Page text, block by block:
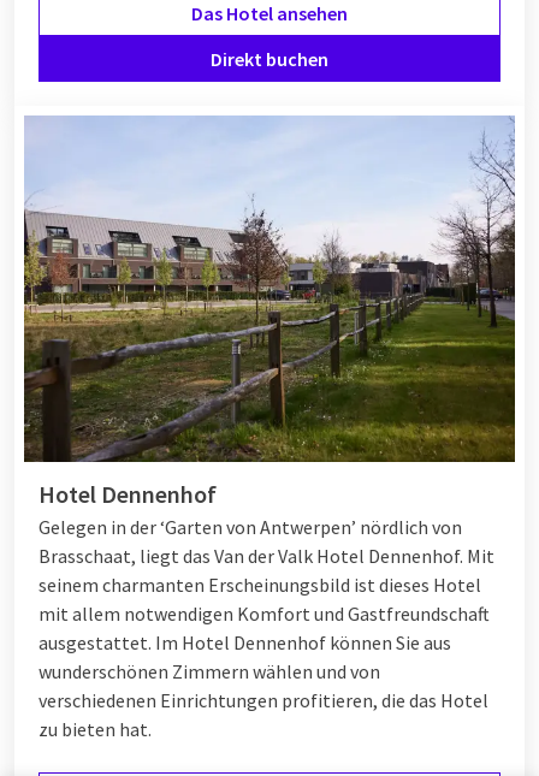
Das Hotel ansehen
Direkt buchen
Hotel Dennenhof
Gelegen in der ‘Garten von Antwerpen’ nördlich von
Brasschaat, liegt das Van der Valk Hotel Dennenhof. Mit
seinem charmanten Erscheinungsbild ist dieses Hotel
mit allem notwendigen Komfort und Gastfreundschaft
ausgestattet. Im Hotel Dennenhof können Sie aus
wunderschönen Zimmern wählen und von
verschiedenen Einrichtungen profitieren, die das Hotel
zu bieten hat.